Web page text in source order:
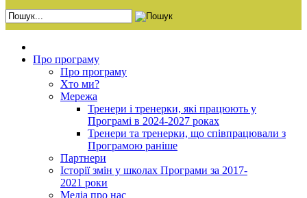
Про програму
Про програму
Хто ми?
Мережа
Тренери і тренерки, які працюють у
Програмі в 2024-2027 роках
Тренери та тренерки, що співпрацювали з
Програмою раніше
Партнери
Історії змін у школах Програми за 2017-
2021 роки
Медіа про нас